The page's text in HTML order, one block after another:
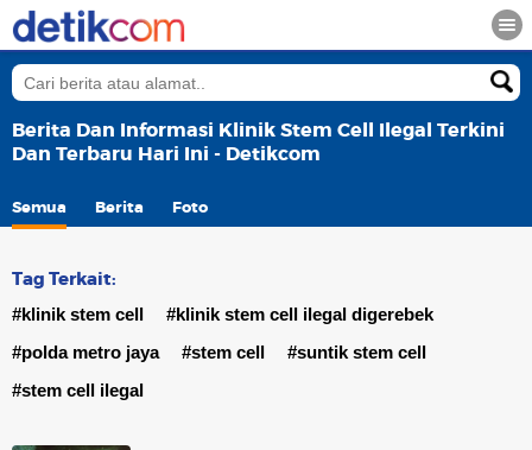
Berita Dan Informasi Klinik Stem Cell Ilegal Terkini
Dan Terbaru Hari Ini - Detikcom
Semua Berita Foto
Tag Terkait:
#klinik stem cell
#klinik stem cell ilegal digerebek
#polda metro jaya
#stem cell
#suntik stem cell
#stem cell ilegal